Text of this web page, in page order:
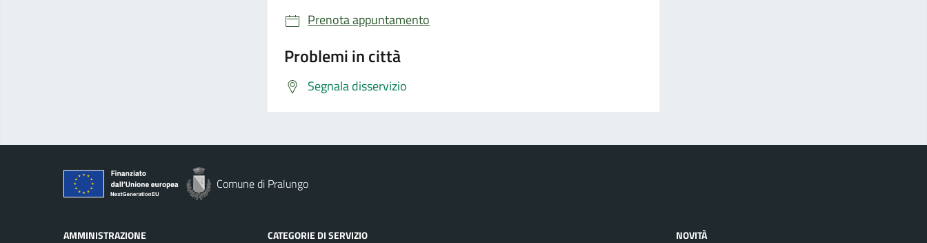
Prenota appuntamento
Problemi in città
Segnala disservizio
Comune di Pralungo
AMMINISTRAZIONE CATEGORIE DI SERVIZIO NOVITÀ